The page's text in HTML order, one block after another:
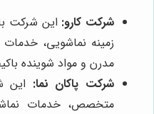
شرکت کارو:
زمینه نماشویی، خدمات
مدرن و مواد شوینده
شرکت پاکان نما: این
متخصص، خدمات